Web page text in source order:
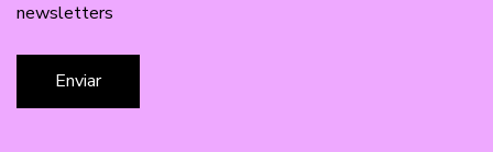
newsletters